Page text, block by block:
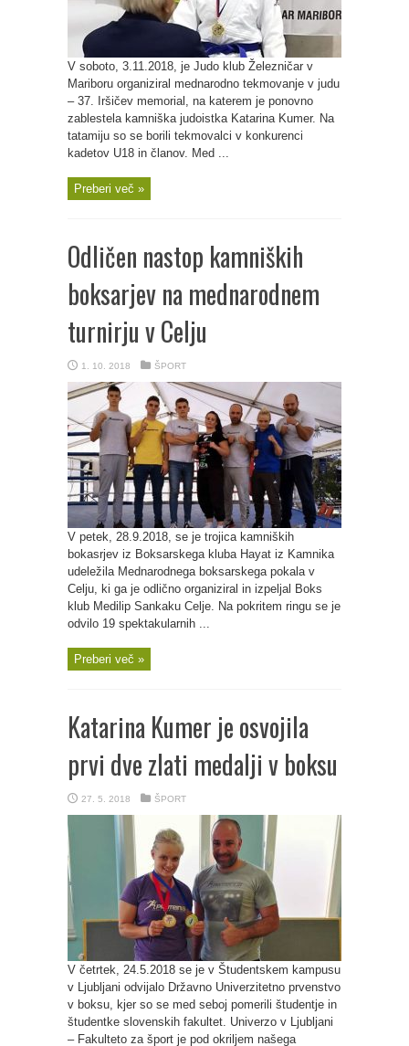
V soboto, 3.11.2018, je Judo klub Železničar v
Mariboru organiziral mednarodno tekmovanje v judu
– 37. Iršičev memorial, na katerem je ponovno
zablestela kamniška judoistka Katarina Kumer. Na
tatamiju so se borili tekmovalci v konkurenci
kadetov U18 in članov. Med ...
Preberi več »
Odličen nastop kamniških
boksarjev na mednarodnem
turnirju v Celju
1. 10. 2018 ŠPORT
V petek, 28.9.2018, se je trojica kamniških
bokasrjev iz Boksarskega kluba Hayat iz Kamnika
udeležila Mednarodnega boksarskega pokala v
Celju, ki ga je odlično organiziral in izpeljal Boks
klub Medilip Sankaku Celje. Na pokritem ringu se je
odvilo 19 spektakularnih ...
Preberi več »
Katarina Kumer je osvojila
prvi dve zlati medalji v boksu
27. 5. 2018 ŠPORT
V četrtek, 24.5.2018 se je v Študentskem kampusu
v Ljubljani odvijalo Državno Univerzitetno prvenstvo
v boksu, kjer so se med seboj pomerili študentje in
študentke slovenskih fakultet. Univerzo v Ljubljani
– Fakulteto za šport je pod okriljem našega